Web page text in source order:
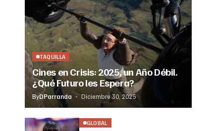
TAQUILLA
Cines en Crisis: 2025, un Año Débil.
¿Qué Futuro les Espera?
ByDParranda Diciembre 30, 2025
GLOBAL